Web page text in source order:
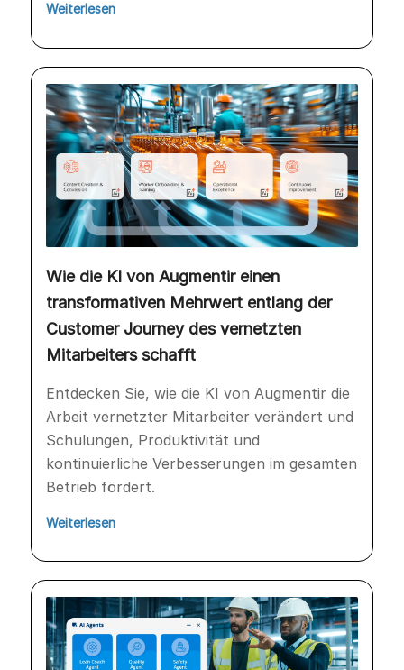
Weiterlesen
Wie die KI von Augmentir einen
transformativen Mehrwert entlang der
Customer Journey des vernetzten
Mitarbeiters schafft
Entdecken Sie, wie die KI von Augmentir die
Arbeit vernetzter Mitarbeiter verändert und
Schulungen, Produktivität und
kontinuierliche Verbesserungen im gesamten
Betrieb fördert.
Weiterlesen